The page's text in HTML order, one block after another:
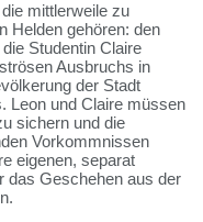
mittlerweile zu
Helden gehören: den
Studentin Claire
Ausbruchs in
der Stadt
Leon und Claire müssen
sichern und die
Vorkommnissen
eigenen, separat
das Geschehen aus der